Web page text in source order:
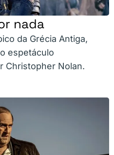
nada
da Grécia Antiga,
espetáculo
Christopher Nolan.